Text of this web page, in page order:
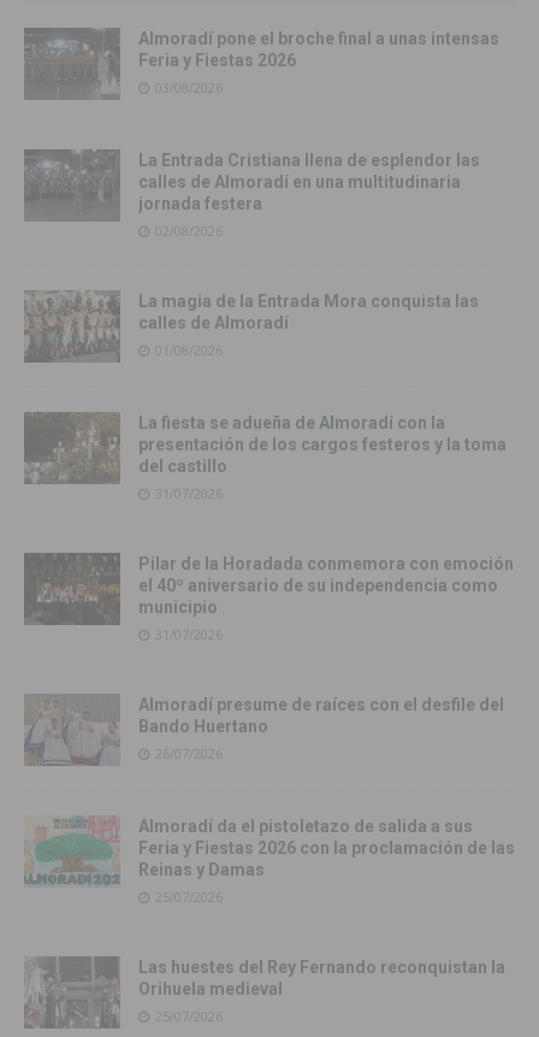
Almoradí pone el broche final a unas intensas
Feria y Fiestas 2026
03/08/2026
La Entrada Cristiana llena de esplendor las
calles de Almoradí en una multitudinaria
jornada festera
02/08/2026
La magia de la Entrada Mora conquista las
calles de Almoradí
01/08/2026
La fiesta se adueña de Almoradí con la
presentación de los cargos festeros y la toma
del castillo
31/07/2026
Pilar de la Horadada conmemora con emoción
el 40º aniversario de su independencia como
municipio
31/07/2026
Almoradí presume de raíces con el desfile del
Bando Huertano
26/07/2026
Almoradí da el pistoletazo de salida a sus
Feria y Fiestas 2026 con la proclamación de las
Reinas y Damas
25/07/2026
Las huestes del Rey Fernando reconquistan la
Orihuela medieval
25/07/2026